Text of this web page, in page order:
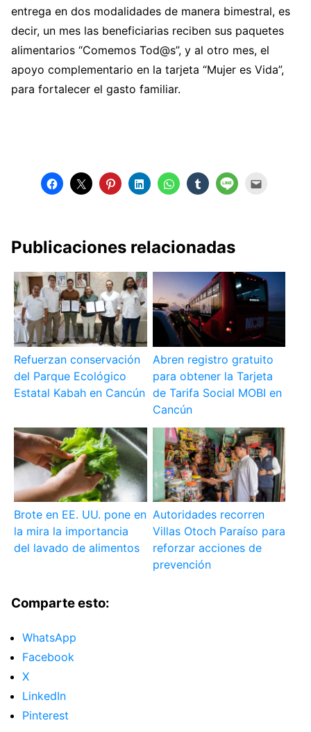
entrega en dos modalidades de manera bimestral, es
decir, un mes las beneficiarias reciben sus paquetes
alimentarios “Comemos Tod@s”, y al otro mes, el
apoyo complementario en la tarjeta “Mujer es Vida”,
para fortalecer el gasto familiar.
Publicaciones relacionadas
Refuerzan conservación
del Parque Ecológico
Estatal Kabah en Cancún
Abren registro gratuito
para obtener la Tarjeta
de Tarifa Social MOBI en
Cancún
Brote en EE. UU. pone en
la mira la importancia
del lavado de alimentos
Autoridades recorren
Villas Otoch Paraíso para
reforzar acciones de
prevención
Comparte esto:
WhatsApp
Facebook
X
LinkedIn
Pinterest